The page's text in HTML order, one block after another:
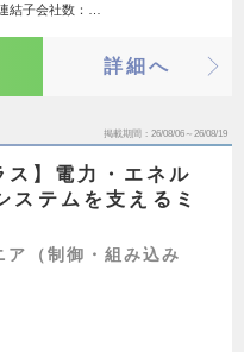
結子会社数：…
詳細へ
掲載期間 26/08/06～26/08/19
ス】電力・エネル
ステムを支えるミ
ア（制御・組み込み